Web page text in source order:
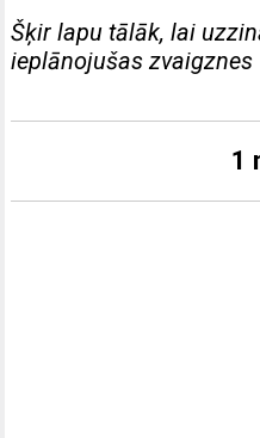
Šķir lapu tālāk, lai
ieplānojušas zvaigznes
1